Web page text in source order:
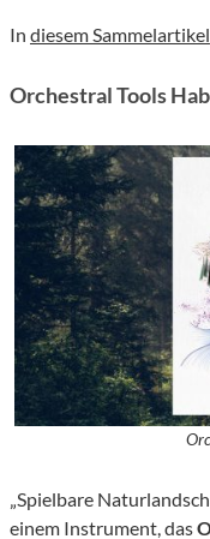
In diesem Sammelartikel
Orchestral Tools
„Spielbare
einem Instrument, das